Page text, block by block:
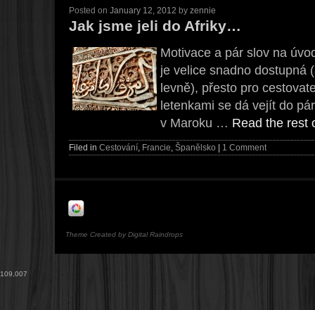
Posted on January 12, 2012 by zennie
Jak jsme jeli do Afriky…
Motivace a pár slov na
je velice snadno dostupná
levně), přesto pro
letenkami se dá vejít do
v Maroku … Read the rest
Filed in Cestování, Francie, Španělsko 1 Comment
Theme Created by Digital Raindrops
109,007